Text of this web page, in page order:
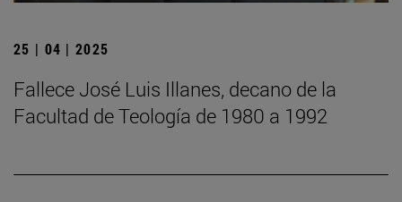
25 | 04 | 2025
Fallece José Luis Illanes, decano de la
Facultad de Teología de 1980 a 1992